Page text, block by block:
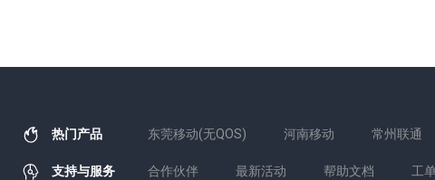
热门产品 东莞移动(无QOS) 河南移动 常州联通
支持与服务 合作伙伴 最新活动 帮助文档 工